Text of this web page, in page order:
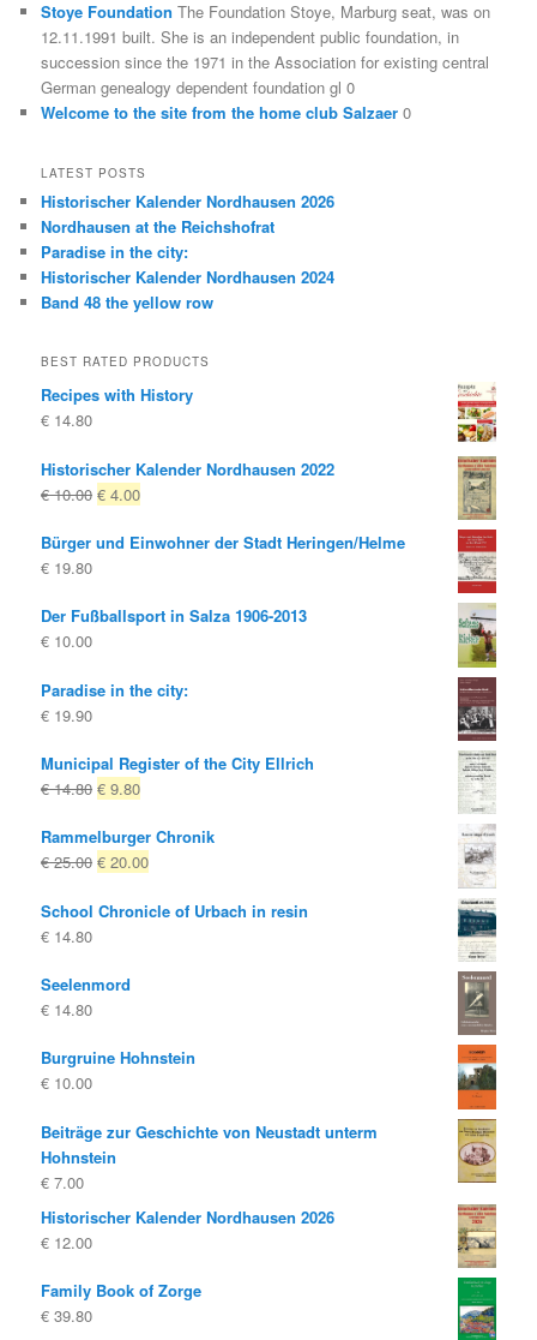
Stoye Foundation The Foundation Stoye, Marburg seat, was on
12.11.1991 built. She is an independent public foundation, in
succession since the 1971 in the Association for existing central
German genealogy dependent foundation gl 0
Welcome to the site from the home club Salzaer 0
LATEST POSTS
Historischer Kalender Nordhausen 2026
Nordhausen at the Reichshofrat
Paradise in the city:
Historischer Kalender Nordhausen 2024
Band 48 the yellow row
BEST RATED PRODUCTS
Recipes with History
€ 14.80
Historischer Kalender Nordhausen 2022
€10.00 Original
was:
€ 4.00Current
is:
Bürger und Einwohner der Stadt Heringen/Helme
€ 19.80
Der Fußballsport in Salza 1906-2013
€ 10.00
Paradise in the city:
€ 19.90
Municipal Register of the City Ellrich
€14.80 Original
was:
€ 14.80
€ 9.80Current
is:
€ 9.80.
Rammelburger Chronik
€25.00 Original
was:
€ 20.00Current
is:
School Chronicle of Urbach in resin
€ 14.80
Seelenmord
€ 14.80
Burgruine Hohnstein
€ 10.00
Beiträge zur Geschichte von Neustadt unterm
Hohnstein
€ 7.00
Historischer Kalender Nordhausen 2026
€ 12.00
Family Book of Zorge
€ 39.80